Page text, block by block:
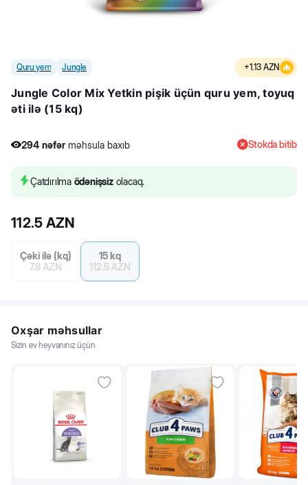
Quru yem Jungle +1.13 AZN
Jungle Color Mix Yetkin pişik üçün quru yem, toyuq
əti ilə (15 kq)
294 nəfər məhsula baxıb
294 nəfər məhsula baxıb
Stokda bitib
Çatdırılma ödənişsizolacaq.
112.5 AZN
Çəki ilə (kq)
7.8 AZN
15 kq
112.5 AZN
Oxşar məhsullar
Sizin ev heyvanınız üçün